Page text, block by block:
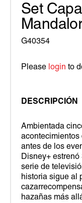
Set
G40354
Please login to
DESCRIPCIÓN
Ambientada
acontecimientos
antes de los
Disney+ estrenó
serie de
historia sigue al
hazañas más